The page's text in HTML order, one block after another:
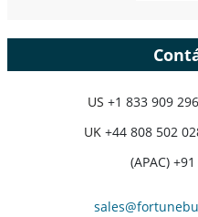
US +1 833 909
UK +44 808 502
(APAC)